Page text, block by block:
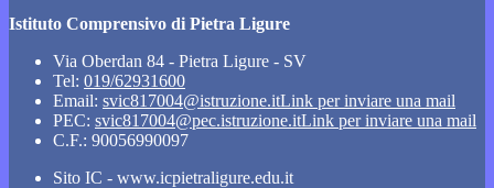
Istituto Comprensivo di Pietra Ligure
Via Oberdan 84 - Pietra Ligure - SV
Tel: 019/62931600
Email: svic817004@istruzione.itLink per inviare una mail
PEC: svic817004@pec.istruzione.itLink per inviare una mail
C.F.: 90056990097
Sito IC - www.icpietraligure.edu.it